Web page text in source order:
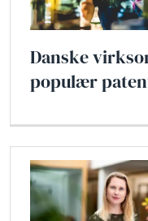
Danske
populær